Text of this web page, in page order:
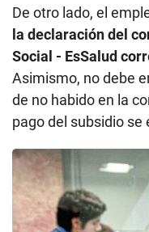
De otro lado, el
la declaración del
Social - EsSalud
Asimismo, no debe
de no habido en la
pago del subsidio